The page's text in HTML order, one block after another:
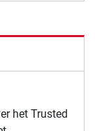
het Trusted